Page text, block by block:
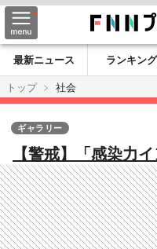
最新ニュース ランキング
トップ
社会
【警戒】「感染力
り強い」水ぼうそ
初の流行注意報発
状疱疹」からの感
ギャラリー